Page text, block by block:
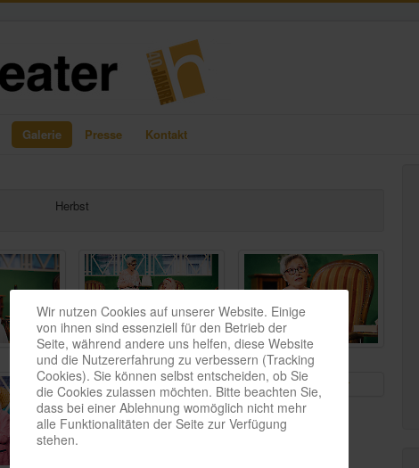
Galerie Presse Kontakt
Herbst
Wir nutzen Cookies auf unserer Website. Einige
von ihnen sind essenziell für den Betrieb der
Seite, während andere uns helfen, diese Website
und die Nutzererfahrung zu verbessern (Tracking
Cookies). Sie können selbst entscheiden, ob Sie
die Cookies zulassen möchten. Bitte beachten Sie,
dass bei einer Ablehnung womöglich nicht mehr
alle Funktionalitäten der Seite zur Verfügung
stehen.